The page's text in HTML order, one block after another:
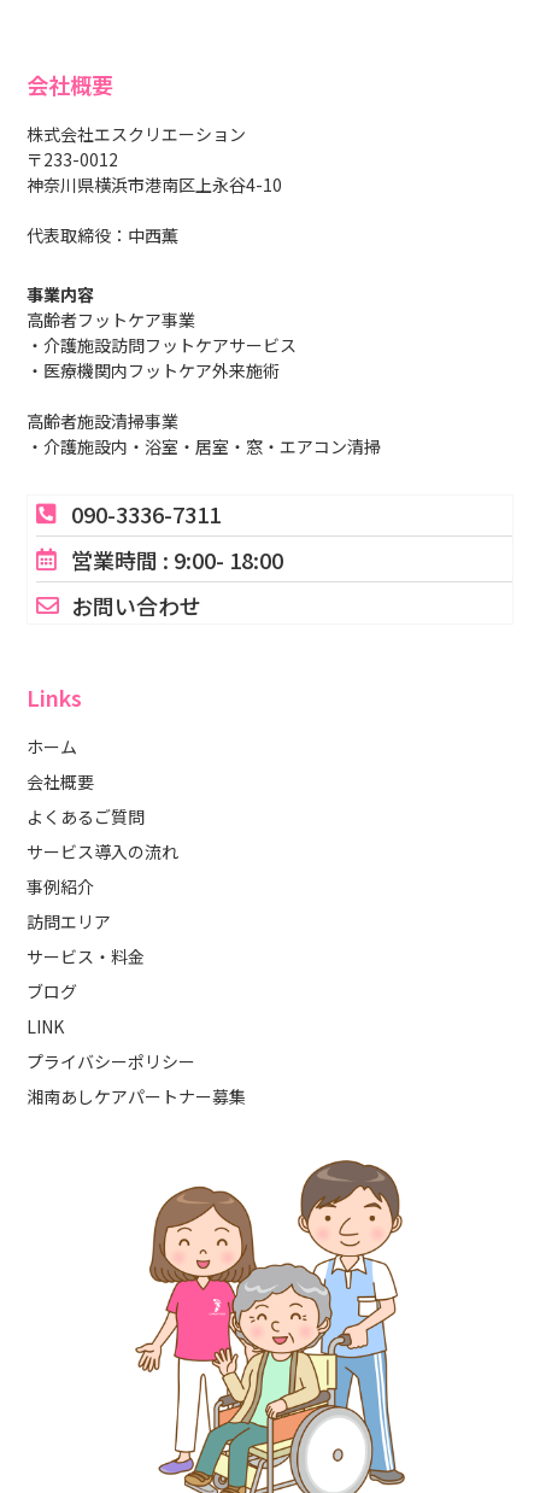
Links
ホーム
会社概要
よくあるご質問
サービス導入の流れ
事例紹介
訪問エリア
サービス・料金
ブログ
LINK
プライバシーポリシー
湘南あしケアパートナー募集
会社概要
株式会社エスクリエーション
〒233-0012
神奈川県横浜市港南区上永谷4-10
代表取締役：中西薫
事業内容
高齢者フットケア事業
・介護施設訪問フットケアサービス
・医療機関内フットケア外来施術
高齢者施設清掃事業
・介護施設内・浴室・居室・窓・エアコン清掃
090-3336-7311
営業時間 : 9:00- 18:00
お問い合わせ